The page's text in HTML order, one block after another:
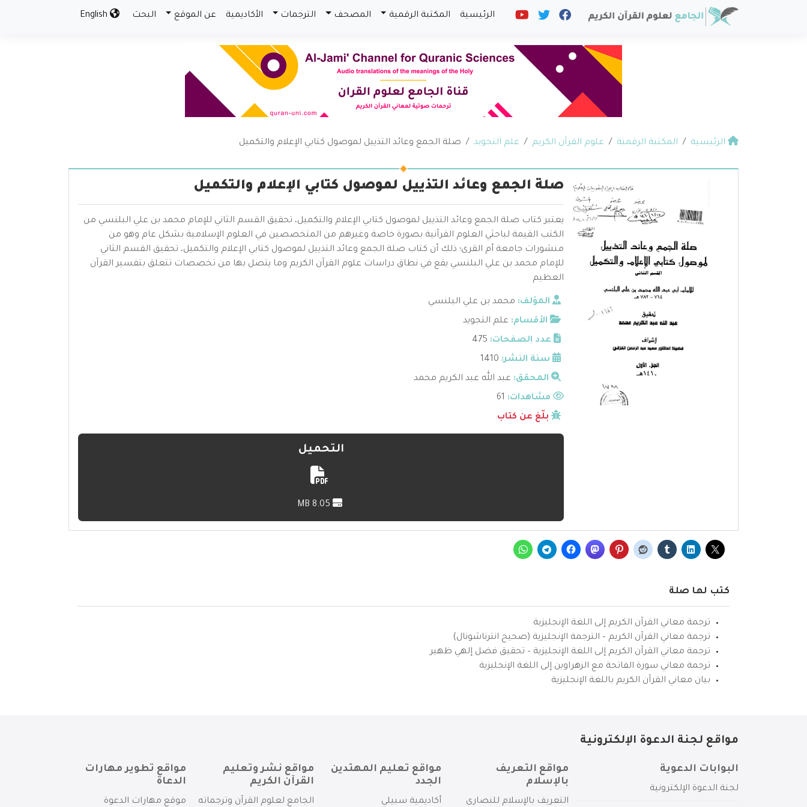
الرئيسية المكتبة الرقمية المصحف الترجمات الأكاديمية عن الموقع البحث
الرئيسية المكتبة الرقمية علوم القرآن الكريم علم التجويد صلة الجمع وعائد التذييل لموصول كتابي الإعلام والتكميل
صلة الجمع وعائد التذييل لموصول كتابي الإعلام والتكميل
يعتبر كتاب صلة الجمع وعائد التذييل لموصول كتابي الإعلام والتكميل، تحقيق القسم الثاني للإمام محمد بن علي البلنسي من
الكتب القيمة لباحثي العلوم القرآنية بصورة خاصة وغيرهم من المتخصصين في العلوم الإسلامية بشكل عام وهو من
منشورات جامعة أم القرى؛ ذلك أن كتاب صلة الجمع وعائد التذييل لموصول كتابي الإعلام والتكميل، تحقيق القسم الثاني
للإمام محمد بن علي البلنسي يقع في نطاق دراسات علوم القرآن الكريم وما يتصل بها من تخصصات تتعلق بتفسير القرآن
العظيم
المؤلف: محمد بن علي البلنسي
الأقسام: علم التجويد
عدد الصفحات: 475
سنة النشر: 1410
المحقق: عبد الله عبد الكريم محمد
مشاهدات:
بلّغ عن كتاب
التحميل
كتب لها صلة
ترجمة معاني القرآن الكريم إلى اللغة الإنجليزية
ترجمة معاني القرآن الكريم – الترجمة الإنجليزية (صحيح انترناشونال)
ترجمة معاني القرآن الكريم إلى اللغة الإنجليزية – تحقيق فضل إلهي ظهير
ترجمة معاني سورة الفاتحة مع الزهراوين إلى اللغة الإنجليزية
بيان معاني القرآن الكريم باللغة الإنجليزية
مواقع لجنة الدعوة الإلكترونية
البوابات الدعوية
لجنة الدعوة الإلكترونية
مواقع التعريف
بالإسلام
التعريف بالإسلام للنصارى
مواقع تعليم المهتدين
الجدد
أكاديمية سبيلي
مواقع نشر وتعليم
القرآن الكريم
الجامع لعلوم القرآن وترجماته
مواقع تطوير مهارات
الدعاة
موقع مهارات الدعوة